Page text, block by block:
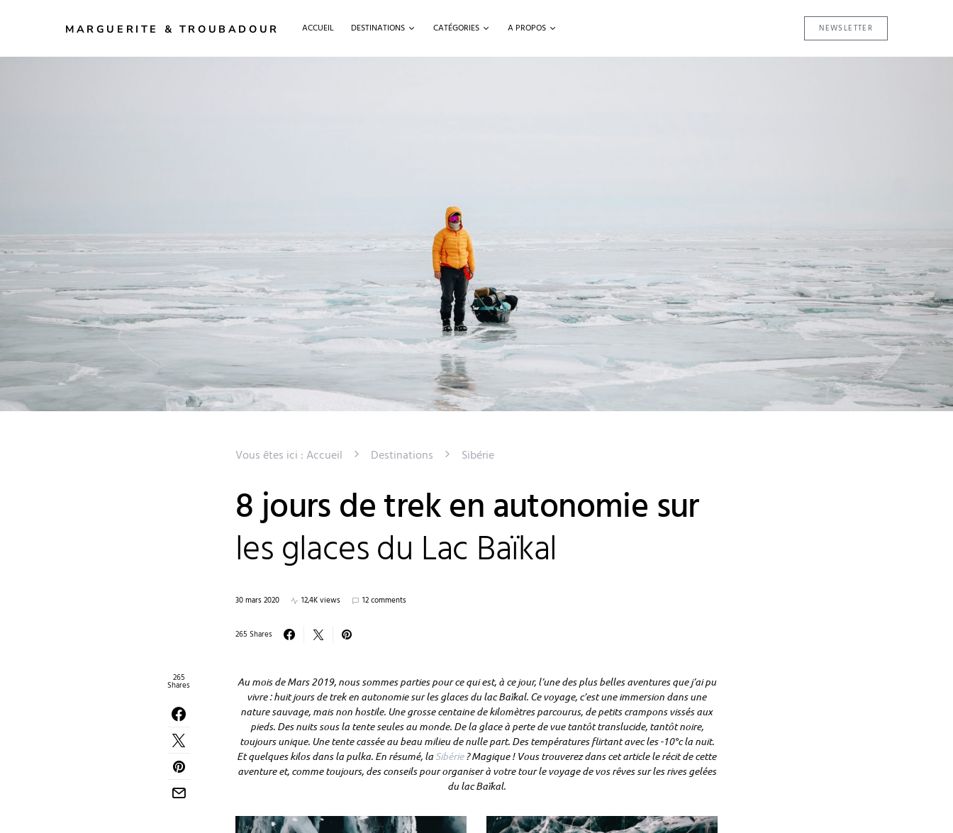
MARGUERITE & TROUBADOUR ACCUEIL DESTINATIONS CATÉGORIES A PROPOS NEWSLETTER
Vous êtes ici : Accueil Destinations Sibérie
8 jours de trek en autonomie sur
les glaces du Lac Baïkal
30 mars 2020 12,4K views 12 comments
265 Shares
265
Shares
Au mois de Mars 2019, nous sommes parties pour ce qui est, à ce jour, l’une des plus belles aventures que j’ai pu
vivre : huit jours de trek en autonomie sur les glaces du lac Baïkal. Ce voyage, c’est une immersion dans une
nature sauvage, mais non hostile. Une grosse centaine de kilomètres parcourus, de petits crampons vissés aux
pieds. Des nuits sous la tente seules au monde. De la glace à perte de vue tantôt translucide, tantôt noire,
toujours unique. Une tente cassée au beau milieu de nulle part. Des températures flirtant avec les -10°c la nuit.
Et quelques kilos dans la pulka. En résumé, la Sibérie? Magique ! Vous trouverez dans cet article le récit de cette
aventure et, comme toujours, des conseils pour organiser à votre tour le voyage de vos rêves sur les rives gelées
dulac Baïkal.